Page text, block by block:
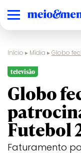
Início ▸ Mídia ▸Globo
televisão
Globo
Futebol
Faturamento